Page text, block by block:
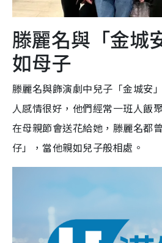
滕麗名與「金城
如母子
滕麗名與飾演劇中兒子「金城安
人感情很好，他們經常一班人飯
在母親節會送花給她，滕麗名都
仔」，當他親如兒子般相處。